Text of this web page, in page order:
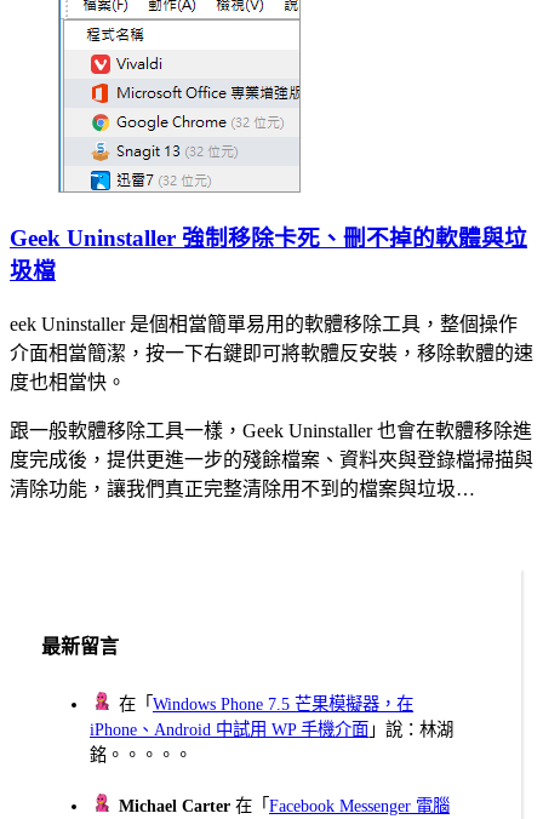
Geek Uninstaller 強制移除卡死、刪不掉的軟體與垃
圾檔
eek Uninstaller 是個相當簡單易用的軟體移除工具，整個操作
介面相當簡潔，按一下右鍵即可將軟體反安裝，移除軟體的速
度也相當快。
跟一般軟體移除工具一樣，Geek Uninstaller 也會在軟體移除進
度完成後，提供更進一步的殘餘檔案、資料夾與登錄檔掃描與
清除功能，讓我們真正完整清除用不到的檔案與垃圾…
最新留言
在「Windows Phone 7.5 芒果模擬器，在
iPhone、Android 中試用 WP 手機介面 」說：林湖
銘。。。。。
Michael Carter 在「Facebook Messenger 電腦